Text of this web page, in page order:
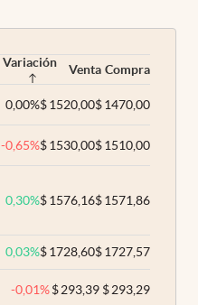
Variación Venta Compra
0,00%$1520,00$1470,00
-0,65%$1530,00$1510,00
0,30%$1576,16$1571,86
0,03%$1728,60$1727,57
-0,01% $293,39 $293,29